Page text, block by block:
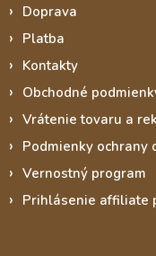
Doprava
Platba
Kontakty
Obchodné
Vrátenie tovaru a
Podmienky ochrany
Vernostný program
Prihlásenie affiliate